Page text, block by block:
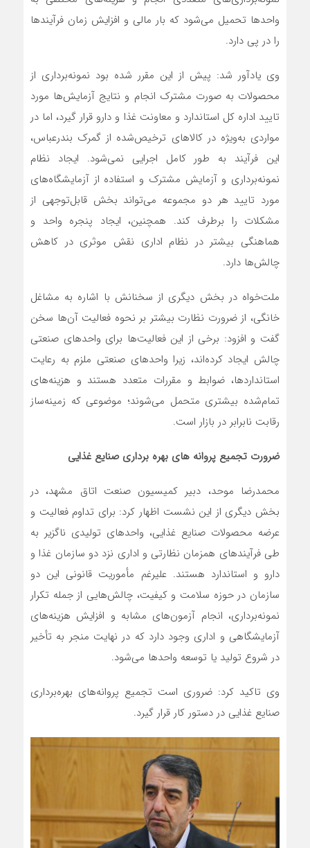
واحدها تحمیل می‌شود که بار مالی و افزایش زمان فرآیندها
را در پی دارد.
وی یادآور شد: پیش از این مقرر شده بود نمونه‌برداری از
محصولات به صورت مشترک انجام و نتایج آزمایش‌ها مورد
تایید اداره کل استاندارد و معاونت غذا و دارو قرار گیرد، اما در
مواردی به‌ویژه در کالاهای ترخیص‌شده از گمرک بندرعباس،
این فرآیند به طور کامل اجرایی نمی‌شود. ایجاد نظام
نمونه‌برداری و آزمایش مشترک و استفاده از آزمایشگاه‌های
مورد تایید هر دو مجموعه می‌تواند بخش قابل‌توجهی از
مشکلات را برطرف کند. همچنین، ایجاد پنجره واحد و
هماهنگی بیشتر در نظام اداری نقش موثری در کاهش
چالش‌ها دارد.
ملت‌خواه در بخش دیگری از سخنانش با اشاره به مشاغل
خانگی، از ضرورت نظارت بیشتر بر نحوه فعالیت آن‌ها سخن
گفت و افزود: برخی از این فعالیت‌ها برای واحدهای صنعتی
چالش ایجاد کرده‌اند، زیرا واحدهای صنعتی ملزم به رعایت
استانداردها، ضوابط و مقررات متعدد هستند و هزینه‌های
تمام‌شده بیشتری متحمل می‌شوند؛ موضوعی که زمینه‌ساز
رقابت نابرابر در بازار است.
ضرورت تجمیع پروانه های بهره برداری صنایع غذایی
محمدرضا موحد، دبیر کمیسیون صنعت اتاق مشهد، در
بخش دیگری از این نشست اظهار کرد: برای تداوم فعالیت و
عرضه محصولات صنایع غذایی، واحدهای تولیدی ناگزیر به
طی فرآیندهای همزمان نظارتی و اداری نزد دو سازمان غذا و
دارو و استاندارد هستند. علیرغم مأموریت قانونی این دو
سازمان در حوزه سلامت و کیفیت، چالش‌هایی از جمله تکرار
نمونه‌برداری، انجام آزمون‌های مشابه و افزایش هزینه‌های
آزمایشگاهی و اداری وجود دارد که در نهایت منجر به تأخیر
در شروع تولید یا توسعه واحدها می‌شود.
وی تاکید کرد: ضروری است تجمیع پروانه‌های بهره‌برداری
صنایع غذایی در دستور کار قرار گیرد.